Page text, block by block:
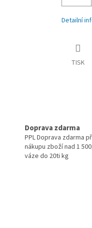
Detailní
TISK
Doprava zdarma
PPL Doprava zdarma
nákupu zboží nad 1
váze do 20ti kg